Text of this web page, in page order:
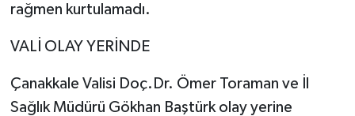
rağmen kurtulamadı.
VALİ OLAY YERİNDE
Çanakkale Valisi Doç.Dr. Ömer Toraman ve İl
Sağlık Müdürü Gökhan Baştürk olay yerine